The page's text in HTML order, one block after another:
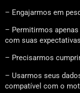
– Engajarmos em
– Permitirmos
com suas
– Precisarmos
– Usarmos seus
compatível com o